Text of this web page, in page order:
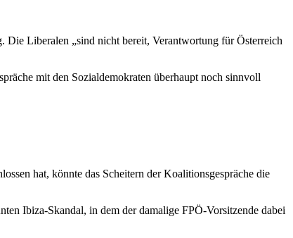
Die Liberalen „sind nicht bereit, Verantwortung für Österreich
mit den Sozialdemokraten überhaupt noch sinnvoll
hat, könnte das Scheitern der Koalitionsgespräche die
Ibiza-Skandal, in dem der damalige FPÖ-Vorsitzende dabei